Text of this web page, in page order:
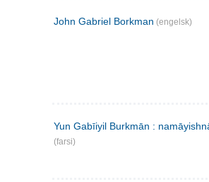
John Gabriel Borkman (engelsk)
Yun Gabīiyil Burkmān :
(farsi)